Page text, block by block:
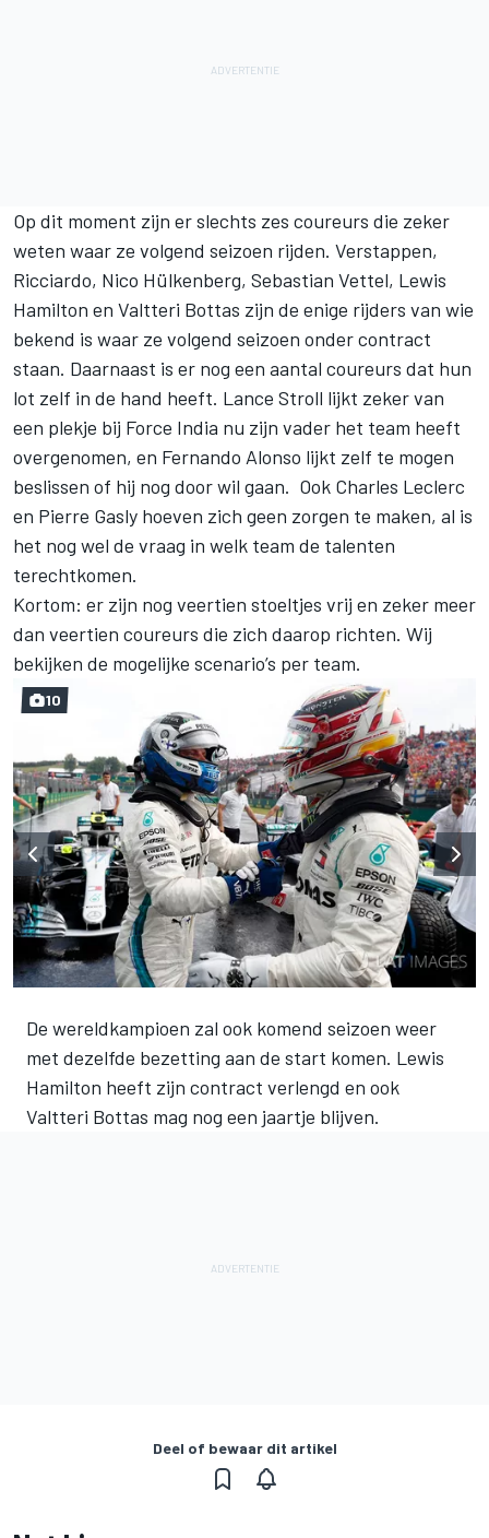
Op dit moment zijn er slechts zes coureurs die zeker
weten waar ze volgend seizoen rijden. Verstappen,
Ricciardo, Nico Hülkenberg, Sebastian Vettel, Lewis
Hamilton en Valtteri Bottas zijn de enige rijders van wie
bekend is waar ze volgend seizoen onder contract
staan. Daarnaast is er nog een aantal coureurs dat hun
lot zelf in de hand heeft. Lance Stroll lijkt zeker van
een plekje bij Force India nu zijn vader het team heeft
overgenomen, en Fernando Alonso lijkt zelf te mogen
beslissen of hij nog door wil gaan. Ook Charles Leclerc
en Pierre Gasly hoeven zich geen zorgen te maken, al is
het nog wel de vraag in welk team de talenten
terechtkomen.
Kortom: er zijn nog veertien stoeltjes vrij en zeker meer
dan veertien coureurs die zich daarop richten. Wij
bekijken de mogelijke scenario’s per team.
De wereldkampioen zal ook komend seizoen weer
met dezelfde bezetting aan de start komen. Lewis
Hamilton heeft zijn contract verlengd en ook
Valtteri Bottas mag nog een jaartje blijven.
10
Deel of bewaar dit artikel